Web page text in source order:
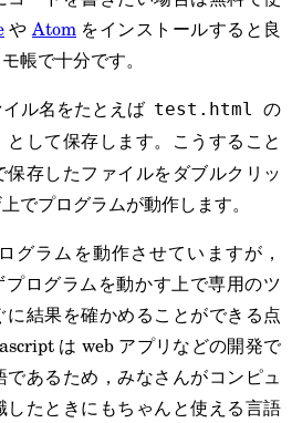
や Atom をインストールすると良
帳で十分です。
ル名をたとえば test.html
の
として保存します。こうすること
存したファイルをダブルクリッ
でプログラムが動作します。
グラムを動作させていますが，
ログラムを動かす上で専用のツ
結果を確かめることができる点
は web アプリなどの開発で
あるため，みなさんがコンピュ
たときにもちゃんと使える言語